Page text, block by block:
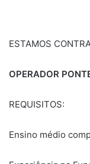
ESTAMOS
OPERADOR
REQUISITOS:
Ensino médio